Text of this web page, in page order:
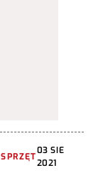
SPRZĘT
03 SIE
2021